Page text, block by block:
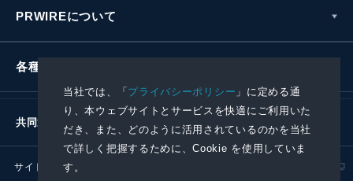
当社では、「プライバシーポリシー 」に定める通
り、本ウェブサイトとサービスを快適にご利用いた
だき、また、どのように活用されているのかを当社
で詳しく把握するために、Cookie を使用していま
す。
PRWIREについて
各種お問い合わせ
共同通信社グループ
サイトポリシー